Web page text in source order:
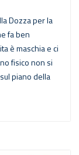
Dozza per la
fa ben
è maschia e ci
fisico non si
piano della